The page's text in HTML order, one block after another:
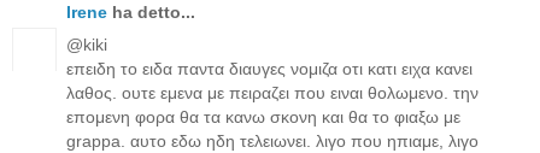
Irene ha detto...
@kiki
επειδη το ειδα παντα διαυγες νομιζα οτι κατι ειχα κανει
λαθος. ουτε εμενα με πειραζει που ειναι θολωμενο. την
επομενη φορα θα τα κανω σκονη και θα το φιαξω με
grappa. αυτο εδω ηδη τελειωνει. λιγο που ηπιαμε, λιγο